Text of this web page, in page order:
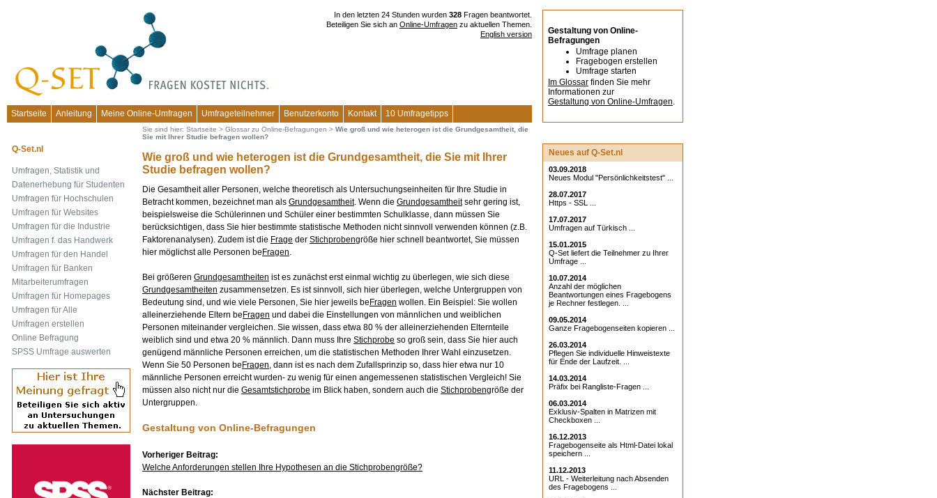
In den letzten 24 Stunden wurden 328 Fragen beantwortet.
Beteiligen Sie sich an Online-Umfragen zu aktuellen Themen.
English version
Gestaltung von Online-
Befragungen
Umfrage planen
Fragebogen erstellen
Umfrage starten
Im Glossar finden Sie mehr
Informationen zur
Gestaltung von Online-Umfragen.
Startseite
Anleitung Meine Online-Umfragen Umfrageteilnehmer Benutzerkonto Kontakt 10 Umfragetipps
Sie sind hier: Startseite > Glossar zu Online-Befragungen > Wie groß und wie heterogen ist die Grundgesamtheit, die
Sie mit Ihrer Studie befragen wollen?
Wie groß und wie heterogen ist die Grundgesamtheit, die Sie mit Ihrer
Studie befragen wollen?
Die Gesamtheit aller Personen, welche theoretisch als Untersuchungseinheiten für Ihre Studie in
Betracht kommen, bezeichnet man als Grundgesamtheit. Wenn die Grundgesamtheitsehr gering ist,
beispielsweise die Schülerinnen und Schüler einer bestimmten Schulklasse, dann müssen Sie
berücksichtigen, dass Sie hier bestimmte statistische Methoden nicht sinnvoll verwenden können (z.B.
Faktorenanalysen). Zudem ist die Frage der Stichprobengröße hier schnell beantwortet, Sie müssen
hier möglichst alle Personen beFragen
Bei größeren Grundgesamtheiten ist es zunächst erst einmal wichtig zu überlegen, wie sich diese
Grundgesamtheiten zusammensetzen. Es ist sinnvoll, sich hier überlegen, welche Untergruppen von
Bedeutung sind, und wie viele Personen, Sie hier jeweils beFragen wollen. Ein Beispiel: Sie wollen
alleinerziehende Eltern beFragen und dabei die Einstellungen von männlichen und weiblichen
Personen miteinander vergleichen. Sie wissen, dass etwa 80 % der alleinerziehenden Elternteile
weiblich sind und etwa 20 % männlich. Dann muss Ihre Stichprobe so groß sein, dass Sie hier auch
genügend männliche Personen erreichen, um die statistischen Methoden Ihrer Wahl einzusetzen.
Wenn Sie 50 Personen beFragen , dann ist es nach dem Zufallsprinzip so, dass hier etwa nur 10
männliche Personen erreicht wurden- zu wenig für einen angemessenen statistischen Vergleich! Sie
müssen also nicht nur die Gesamtstichprobe im Blick haben, sondern auch die Stichprobengröße der
Untergruppen.
Gestaltung von Online-Befragungen
Vorheriger Beitrag:
Welche Anforderungen stellen Ihre Hypothesen an die Stichprobengröße?
Nächster Beitrag:
Neues auf Q-Set.nl
03.09.2018
Neues Modul "Persönlichkeitstest" ...
28.07.2017
Https - SSL ...
17.07.2017
Umfragen auf Türkisch ...
15.01.2015
Q-Set liefert die Teilnehmer zu Ihrer
Umfrage ...
10.07.2014
Anzahl der möglichen
Beantwortungen eines Fragebogens
je Rechner festlegen. ...
09.05.2014
Ganze Fragebogenseiten kopieren ...
26.03.2014
Pflegen Sie individuelle Hinweistexte
für Ende der Laufzeit. ...
14.03.2014
Präfix bei Rangliste-Fragen ...
06.03.2014
Exklusiv-Spalten in Matrizen mit
Checkboxen ...
16.12.2013
Fragebogenseite als Html-Datei lokal
speichern ...
11.12.2013
URL - Weiterleitung nach Absenden
des Fragebogens ...
Q-Set.nl
Umfragen, Statistik und
Datenerhebung für Studenten
Umfragen für Hochschulen
Umfragen für Websites
Umfragen für die Industrie
Umfragen f. das Handwerk
Umfragen für den Handel
Umfragen für Banken
Mitarbeiterumfragen
Umfragen für Homepages
Umfragen für Alle
Umfragen erstellen
Online Befragung
SPSS Umfrage auswerten